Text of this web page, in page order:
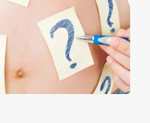
que necesites
y miedos.
calma y céntrate en